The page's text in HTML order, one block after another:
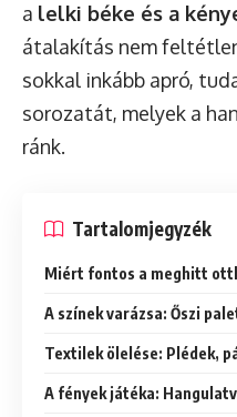
a lelki béke és a
átalakítás nem
sokkal inkább apró,
sorozatát, melyek a
ránk.
Tartalomjegyzék
Miért fontos a meghitt
A színek varázsa: Őszi
Textilek ölelése: Plédek,
A fények játéka: